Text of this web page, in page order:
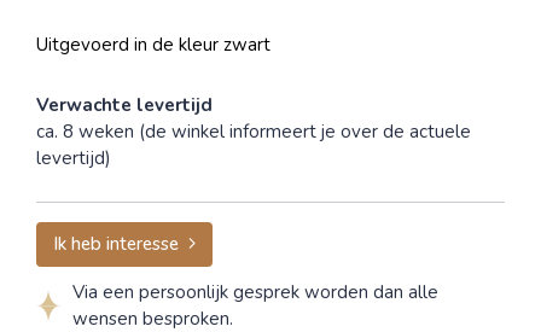
Uitgevoerd in de kleur zwart
Verwachte levertijd
ca. 8 weken (de winkel informeert je over de actuele
levertijd)
Ik heb interesse
Via een persoonlijk gesprek worden dan alle
wensen besproken.